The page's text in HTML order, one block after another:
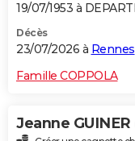
19/07/1953 à
Décès
23/07/2026 à Rennes
Famille COPPOLA
Jeanne GUINER